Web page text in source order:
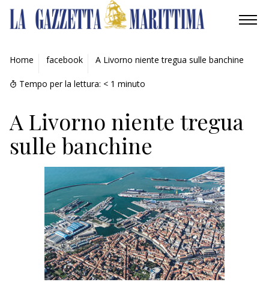
AMBIENTE
MOBILITÀ
INDUSTRIA
RICERCA
CULTURA
NAUTICA
Home facebook A Livorno niente tregua sulle banchine
Tempo per la lettura: < 1 minuto
A Livorno niente tregua
sulle banchine